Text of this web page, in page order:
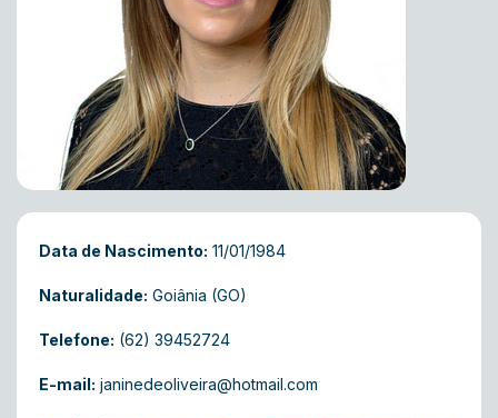
Data de Nascimento: 11/01/1984
Naturalidade: Goiânia (GO)
Telefone: (62) 39452724
E-mail: janinedeoliveira@hotmail.com